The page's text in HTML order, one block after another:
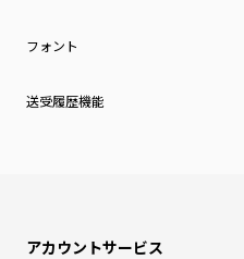
フォント
送受履歴機能
アカウントサービス